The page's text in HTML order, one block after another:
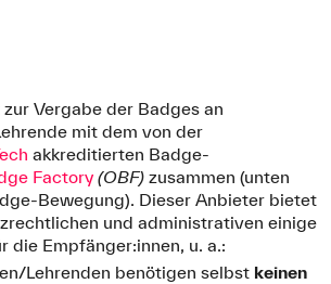
Vergabe der Badges an
mit dem von der
akkreditierten Badge-
Factory(OBF) zusammen (unten
Bewegung). Dieser Anbieter bietet
und administrativen einige
die Empfänger:innen, u. a.:
Lehrenden benötigen selbst keinen